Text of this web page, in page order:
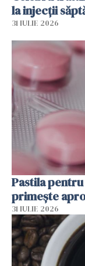
la injecții
31 IULIE 2026
Pastila
primește
31 IULIE 2026